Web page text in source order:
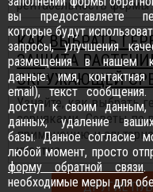
рентабельность
КАК ВЫБРАТЬ
ЗАЩИТА
ОКРУЖАЮЩЕЙ
Узнайте, как выбрать
сорняками. Советы по
применению и
участка...
ДРУГИЕ
вы предоставляете
которые будут
запросы, улучшения
размещения в нашем
данные: имя,
email), текст
доступ к своим данным,
данных, удаление
базы. Данное согласие
любой момент, просто
форму обратной связи.
необходимые меры для